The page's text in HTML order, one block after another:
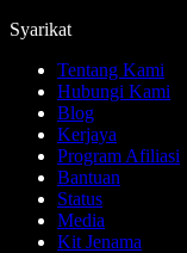
Syarikat
Tentang Kami
Hubungi Kami
Blog
Kerjaya
Program Afiliasi
Bantuan
Status
Media
Kit Jenama